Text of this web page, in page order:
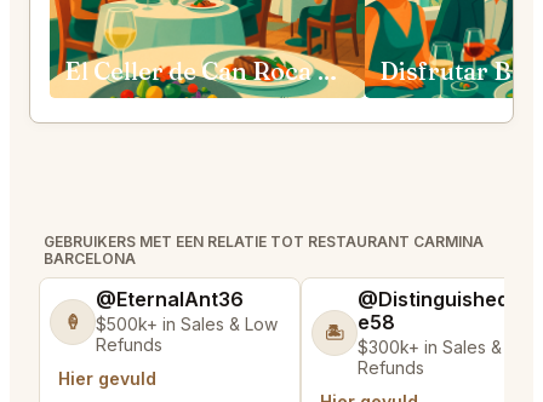
El Celler de Can Roca Girona Disfrutar
GEBRUIKERS MET EEN RELATIE TOT RESTAURANT CARMINA
BARCELONA
🍦
@EternalAnt36
$500k+ in Sales & Low
Refunds
Hier gevuld
🏝️
@DistinguishedTre
e58
$300k+ in Sales & Low
Refunds